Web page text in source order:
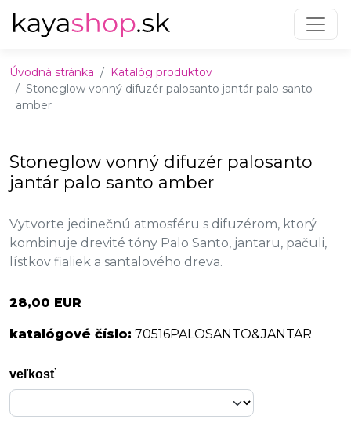
Úvodná stránka
Katalóg produktov
Stoneglow vonný difuzér palosanto jantár palo santo
amber
Stoneglow vonný difuzér palosanto
jantár palo santo amber
Vytvorte jedinečnú atmosféru s difuzérom, ktorý
kombinuje drevité tóny Palo Santo, jantaru, pačuli,
lístkov fialiek a santalového dreva.
28,00 EUR
katalógové číslo: 70516PALOSANTO&JANTAR
veľkosť